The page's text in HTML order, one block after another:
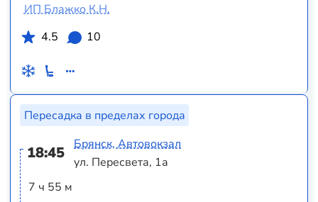
ИП Блажко К.Н.
4.5
10
Пересадка в пределах города
18:45
7 ч 55 м
Брянск, Автовокзал
ул. Пересвета, 1а